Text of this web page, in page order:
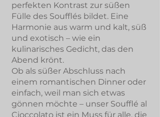
perfekten Kontrast zur süßen
Fülle des Soufflés bildet. Eine
Harmonie aus warm und kalt, süß
und exotisch – wie ein
kulinarisches Gedicht, das den
Abend krönt.
Ob als süßer Abschluss nach
einem romantischen Dinner oder
einfach, weil man sich etwas
gönnen möchte – unser Soufflé al
Cioccolato ist ein Muss für alle, die